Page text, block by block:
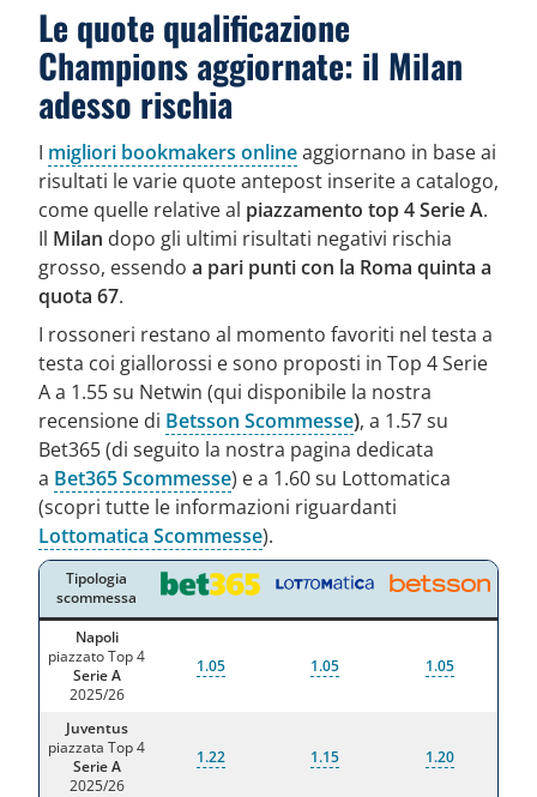
Le quote qualificazione
Champions aggiornate: il Milan
adesso rischia
I migliori bookmakers onlineaggiornano in base ai
risultati le varie quote antepost inserite a catalogo,
come quelle relative al piazzamento top 4 Serie A.
Il Milan dopo gli ultimi risultati negativi rischia
grosso, essendo a pari punti con la Roma quinta a
quota 67.
I rossoneri restano al momento favoriti nel testa a
testa coi giallorossi e sono proposti in Top 4 Serie
A a 1.55 su Netwin (qui disponibile la nostra
recensione di Betsson Scommesse), a 1.57 su
Bet365 (di seguito la nostra pagina dedicata
a Bet365 Scommesse) e a 1.60 su Lottomatica
(scopri tutte le informazioni riguardanti
Lottomatica Scommesse).
Tipologia
scommessa
Napoli
piazzato Top 4
Serie A
2025/26
1.05 1.05 1.05
Juventus
piazzata Top 4
Serie A
2025/26
1.22 1.15 1.20